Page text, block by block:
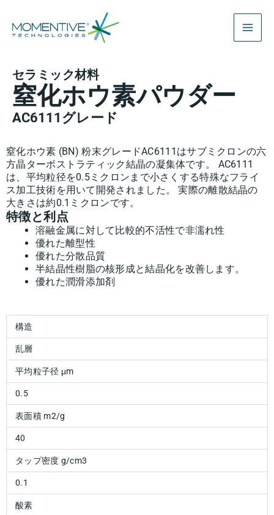
セラミック材料
窒化ホウ素パウダー
AC6111グレード
窒化ホウ素 (BN) 粉末グレードAC6111はサブミクロンの六
方晶ターボストラティック結晶の凝集体です。 AC6111
は、平均粒径を0.5ミクロンまで小さくする特殊なフライ
ス加工技術を用いて開発されました。 実際の離散結晶の
大きさは約0.1ミクロンです。
特徴と利点
溶融金属に対して比較的不活性で非濡れ性
優れた離型性
優れた分散品質
半結晶性樹脂の核形成と結晶化を改善します。
優れた潤滑添加剤
構造
乱層
平均粒子径 μm
0.5
表面積 m2/g
40
タップ密度 g/cm3
0.1
酸素